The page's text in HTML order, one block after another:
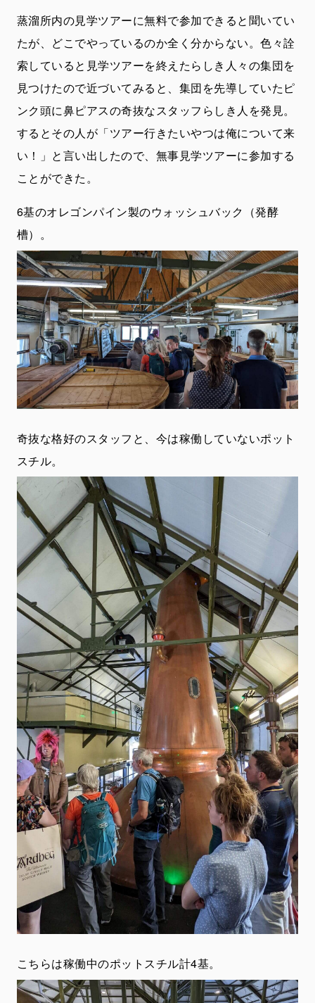
蒸溜所内の見学ツアーに無料で参加できると聞いてい
たが、どこでやっているのか全く分からない。色々詮
索していると見学ツアーを終えたらしき人々の集団を
見つけたので近づいてみると、集団を先導していたピ
ンク頭に鼻ピアスの奇抜なスタッフらしき人を発見。
するとその人が「ツアー行きたいやつは俺について来
い！」と言い出したので、無事見学ツアーに参加する
ことができた。
6基のオレゴンパイン製のウォッシュバック（発酵
槽）。
奇抜な格好のスタッフと、今は稼働していないポット
スチル。
こちらは稼働中のポットスチル計4基。